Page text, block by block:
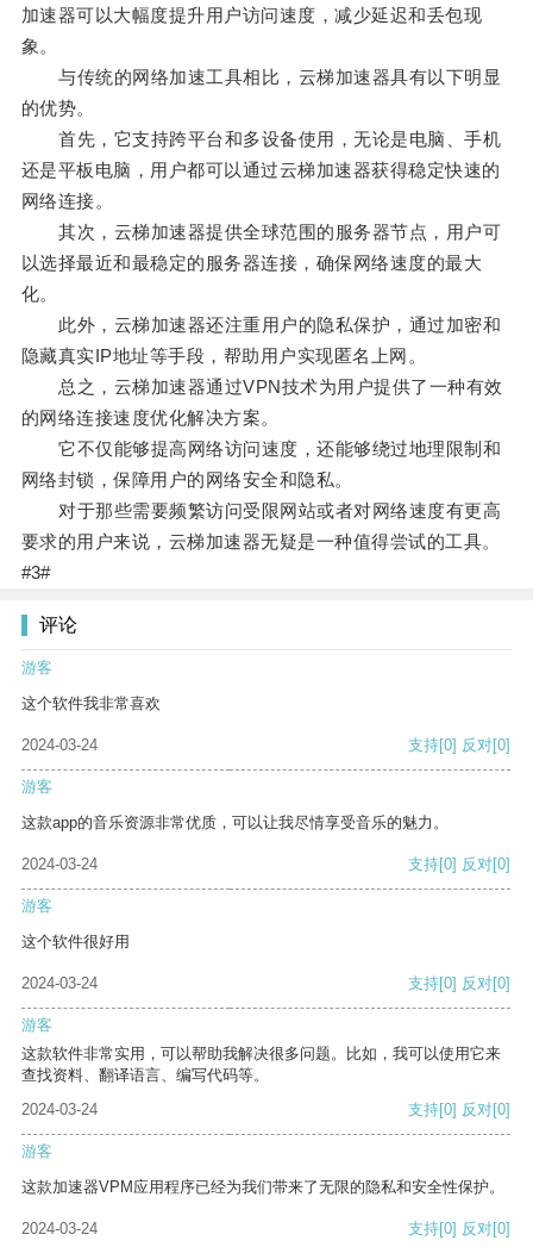
加速器可以大幅度提升用户访问速度，减少延迟和丢包现
象。
与传统的网络加速工具相比，云梯加速器具有以下明显
的优势。
首先，它支持跨平台和多设备使用，无论是电脑、手机
还是平板电脑，用户都可以通过云梯加速器获得稳定快速的
网络连接。
其次，云梯加速器提供全球范围的服务器节点，用户可
以选择最近和最稳定的服务器连接，确保网络速度的最大
化。
此外，云梯加速器还注重用户的隐私保护，通过加密和
隐藏真实IP地址等手段，帮助用户实现匿名上网。
总之，云梯加速器通过VPN技术为用户提供了一种有效
的网络连接速度优化解决方案。
它不仅能够提高网络访问速度，还能够绕过地理限制和
网络封锁，保障用户的网络安全和隐私。
对于那些需要频繁访问受限网站或者对网络速度有更高
要求的用户来说，云梯加速器无疑是一种值得尝试的工具。
#3#
评论
游客
这个软件我非常喜欢
2024-03-24 支持[0] 反对[0]
游客
这款app的音乐资源非常优质，可以让我尽情享受音乐的魅力。
2024-03-24 支持[0] 反对[0]
游客
这个软件很好用
2024-03-24 支持[0] 反对[0]
游客
这款软件非常实用，可以帮助我解决很多问题。比如，我可以使用它来
查找资料、翻译语言、编写代码等。
2024-03-24
支持[0] 反对[0]
游客
这款加速器VPM应用程序已经为我们带来了无限的隐私和安全性保护。
2024-03-24 支持[0] 反对[0]